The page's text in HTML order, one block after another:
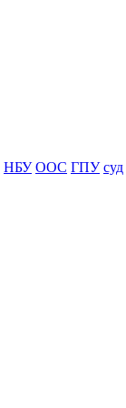
НБУ ООС ГПУ суд